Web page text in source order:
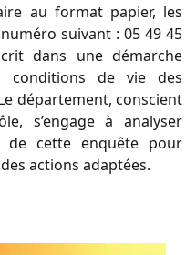
au format papier, les
suivant : 05 49 45
dans une démarche
conditions de vie des
département, conscient
s’engage à analyser
de cette enquête pour
actions adaptées.